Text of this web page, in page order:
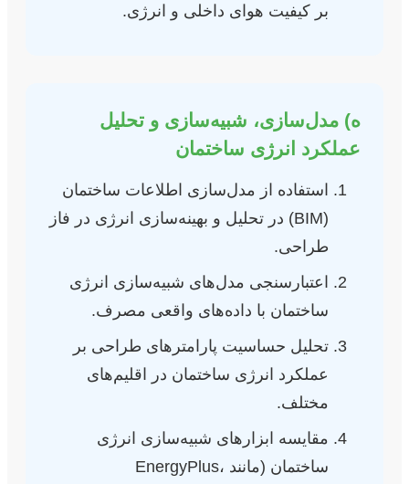
بر کیفیت هوای داخلی و انرژی.
ه) مدل‌سازی، شبیه‌سازی و تحلیل
عملکرد انرژی ساختمان
استفاده از مدل‌سازی اطلاعات ساختمان
(BIM) در تحلیل و بهینه‌سازی انرژی در فاز
طراحی.
اعتبارسنجی مدل‌های شبیه‌سازی انرژی
ساختمان با داده‌های واقعی مصرف.
تحلیل حساسیت پارامترهای طراحی بر
عملکرد انرژی ساختمان در اقلیم‌های
مختلف.
مقایسه ابزارهای شبیه‌سازی انرژی
ساختمان (مانند EnergyPlus،